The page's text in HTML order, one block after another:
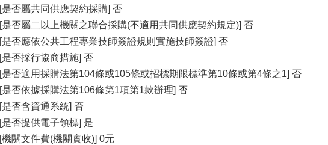
[是否屬共同供應契約採購] 否
[是否屬二以上機關之聯合採購(不適用共同供應契約規定)] 否
[是否應依公共工程專業技師簽證規則實施技師簽證] 否
[是否採行協商措施] 否
[是否適用採購法第104條或105條或招標期限標準第10條或第4條之1] 否
[是否依據採購法第106條第1項第1款辦理] 否
[是否含資通系統] 否
[是否提供電子領標] 是
[機關文件費(機關實收)] 0元